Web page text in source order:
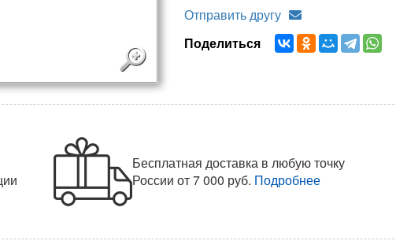
Отправить другу
Поделиться
Бесплатная доставка в любую точку
Россииот 7 000 руб. Подробнее